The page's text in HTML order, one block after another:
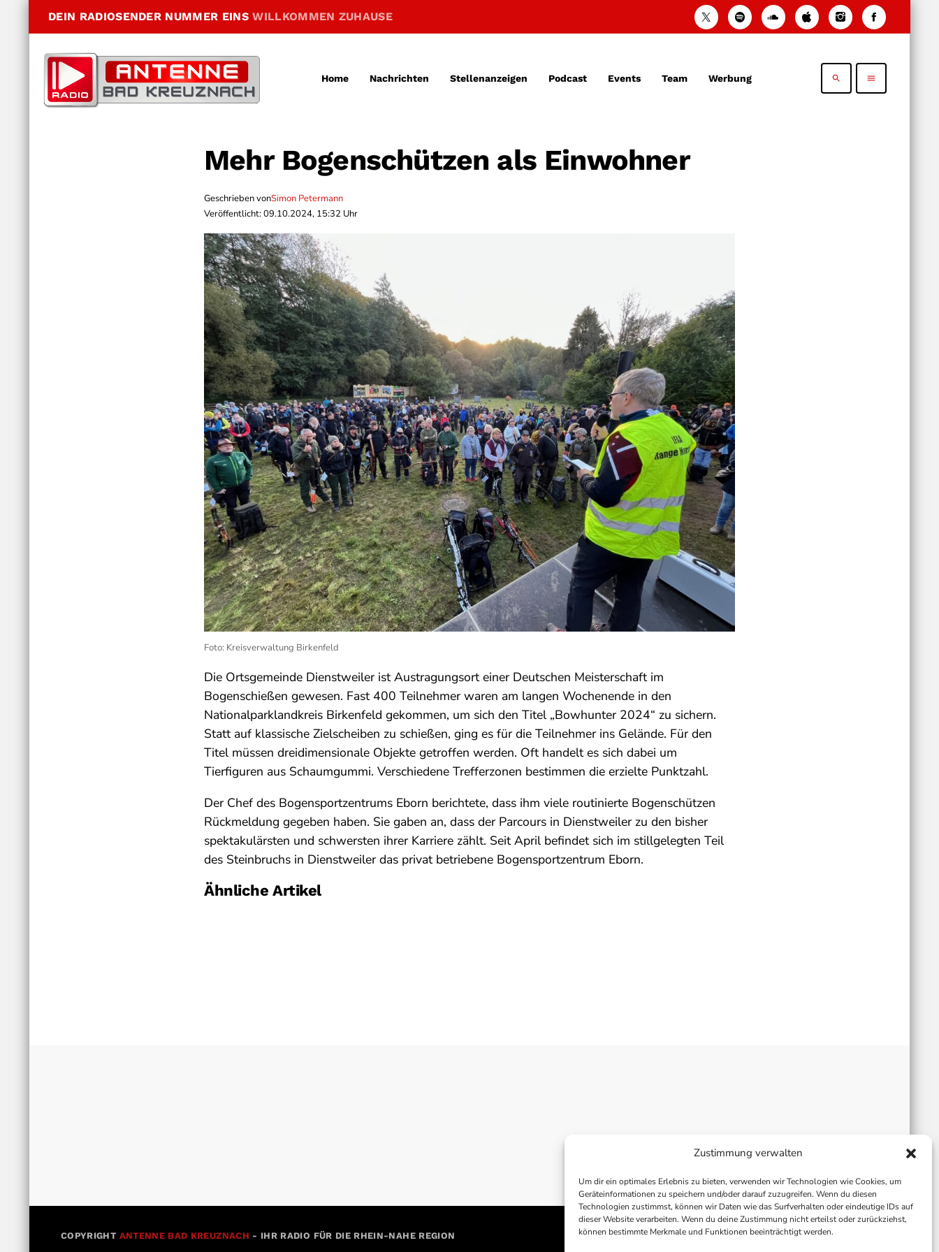
Zustimmung verwalten
Um dir ein optimales Erlebnis zu bieten, verwenden wir Technologien wie Cookies, um
Geräteinformationen zu speichern und/oder darauf zuzugreifen. Wenn du diesen
Technologien zustimmst, können wir Daten wie das Surfverhalten oder eindeutige IDs auf
dieser Website verarbeiten. Wenn du deine Zustimmung nicht erteilst oder zurückziehst,
können bestimmte Merkmale und Funktionen beeinträchtigt werden.
DEIN RADIOSENDER NUMMER EINSWILLKOMMEN ZUHAUSE
Home Nachrichten Stellenanzeigen Podcast Events Team Werbung search menu
Mehr Bogenschützen als Einwohner
Geschrieben vonSimon Petermann
Veröffentlicht: 09.10.2024, 15:32 Uhr
Foto: Kreisverwaltung Birkenfeld
Die Ortsgemeinde Dienstweiler ist Austragungsort einer Deutschen Meisterschaft im
Bogenschießen gewesen. Fast 400 Teilnehmer waren am langen Wochenende in den
Nationalparklandkreis Birkenfeld gekommen, um sich den Titel „Bowhunter 2024“ zu sichern.
Statt auf klassische Zielscheiben zu schießen, ging es für die Teilnehmer ins Gelände. Für den
Titel müssen dreidimensionale Objekte getroffen werden. Oft handelt es sich dabei um
Tierfiguren aus Schaumgummi. Verschiedene Trefferzonen bestimmen die erzielte Punktzahl.
Der Chef des Bogensportzentrums Eborn berichtete, dass ihm viele routinierte Bogenschützen
Rückmeldung gegeben haben. Sie gaben an, dass der Parcours in Dienstweiler zu den bisher
spektakulärsten und schwersten ihrer Karriere zählt. Seit April befindet sich im stillgelegten Teil
des Steinbruchs in Dienstweiler das privat betriebene Bogensportzentrum Eborn.
Ähnliche Artikel
COPYRIGHT ANTENNE BAD KREUZNACH - IHR RADIO FÜR DIE RHEIN-NAHE REGION